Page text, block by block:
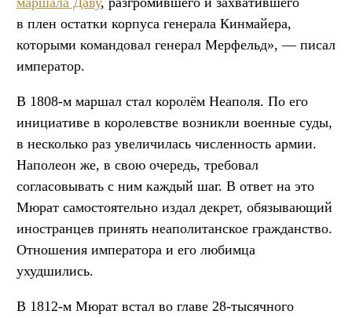
в плен остатки корпуса генерала Кинмайера,
которыми командовал генерал Мерфельд», — писал
император.
В 1808-м маршал стал королём Неаполя. По его
инициативе в королевстве возникли военные суды,
в несколько раз увеличилась численность армии.
Наполеон же, в свою очередь, требовал
согласовывать с ним каждый шаг. В ответ на это
Мюрат самостоятельно издал декрет, обязывающий
иностранцев принять неаполитанское гражданство.
Отношения императора и его любимца
ухудшились.
В 1812-м Мюрат встал во главе 28-тысячного